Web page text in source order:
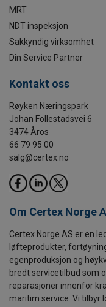
MRT
NDT inspeksjon
Sakkyndig virksomhet
Din Service Partner
Kontakt oss
Røyken Næringspark
Johan Follestadsvei 6
3474 Åros
66 79 95 00
salg@certex.no
Om Certex Norge
Certex Norge AS er en
løfteprodukter,
egenproduksjon og
bredt servicetilbud som
reparasjoner innenfor
maritim service. Vi tilbyr